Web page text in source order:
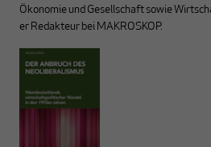
Ökonomie und Gesellschaft sowie
er Redakteur bei MAKROSKOP.